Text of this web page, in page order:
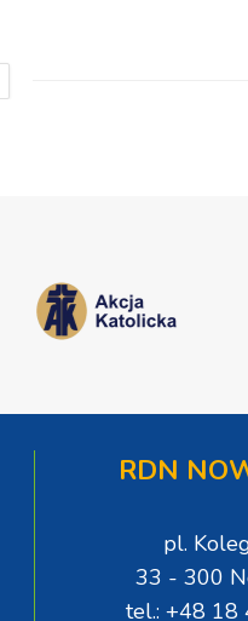
RDN
pl.
33 - 300
tel.: +48 18